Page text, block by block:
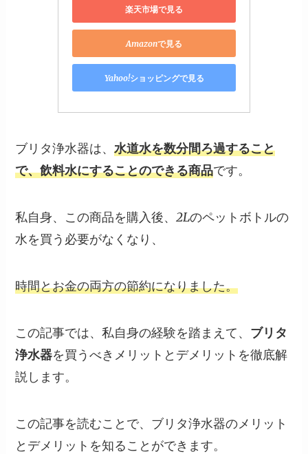
楽天市場で見る
Amazonで見る
Yahoo!ショッピングで見る
ブリタ浄水器は、水道水を数分間ろ過すること
で、飲料水にすることのできる商品です。
私自身、この商品を購入後、2Lのペットボトルの
水を買う必要がなくなり、
時間とお金の両方の節約になりました。
この記事では、私自身の経験を踏まえて、 ブリタ
浄水器を買うべき メリット と デメリット を徹底解
説します。
この記事を読むことで、ブリタ浄水器のメリット
とデメリットを知ることができます。